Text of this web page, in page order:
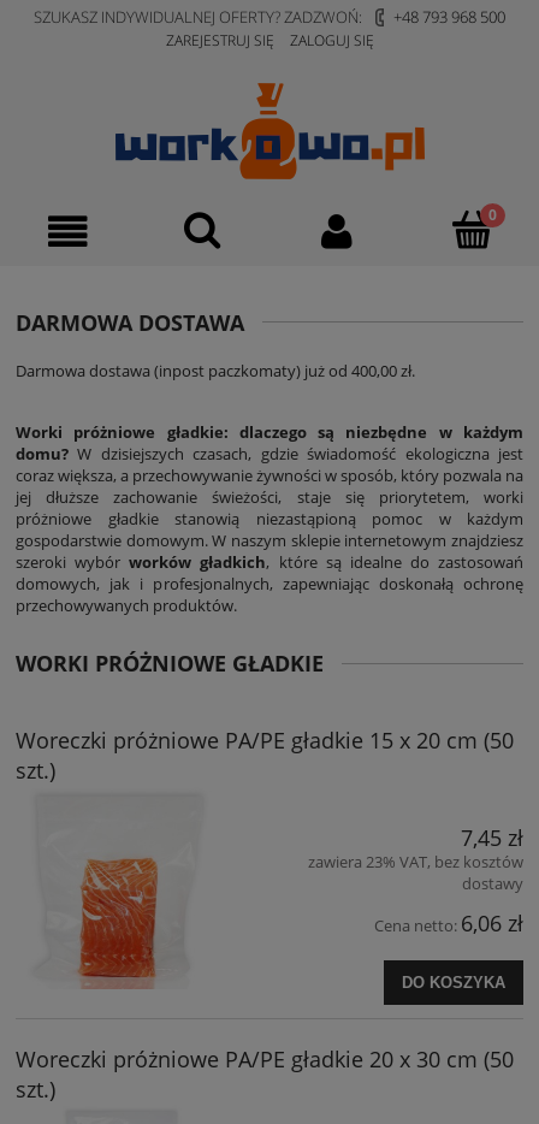
SZUKASZ INDYWIDUALNEJ OFERTY? ZADZWOŃ: +48 793 968 500
ZAREJESTRUJ SIĘ ZALOGUJ SIĘ
DARMOWA DOSTAWA
Darmowa dostawa (inpost paczkomaty) już od 400,00 zł.
Worki próżniowe gładkie: dlaczego są niezbędne w każdym
domu?W dzisiejszych czasach, gdzie świadomość ekologiczna jest
coraz większa, a przechowywanie żywności w sposób, który pozwala na
jej dłuższe zachowanie świeżości, staje się priorytetem, worki
próżniowe gładkie stanowią niezastąpioną pomoc w każdym
gospodarstwie domowym. W naszym sklepie internetowym znajdziesz
szeroki wybórworków gładkich, które są idealne do zastosowań
domowych, jak i profesjonalnych, zapewniając doskonałą ochronę
przechowywanych produktów.
WORKI PRÓŻNIOWE GŁADKIE
Woreczki próżniowe PA/PE gładkie 15 x 20 cm (50
szt.)
7,45 zł
zawiera 23% VAT, bez kosztów
dostawy
Cena netto: 6,06 zł
DO KOSZYKA
Woreczki próżniowe PA/PE gładkie 20 x 30 cm (50
szt.)